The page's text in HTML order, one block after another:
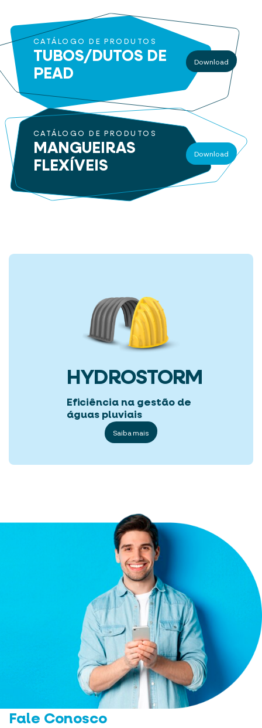
CATÁLOGO DE PRODUTOS
TUBOS/DUTOS DE
PEAD
Download
CATÁLOGO DE PRODUTOS
MANGUEIRAS
FLEXÍVEIS
Download
HYDROSTORM
Eficiência na gestão de
águas pluviais
Saiba mais
Fale Conosco